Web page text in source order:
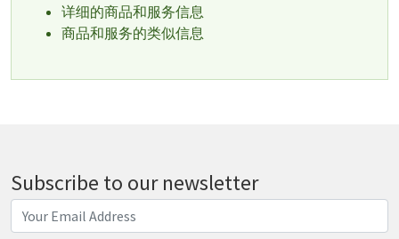
详细的商品和服务信息
商品和服务的类似信息
Subscribe to our newsletter